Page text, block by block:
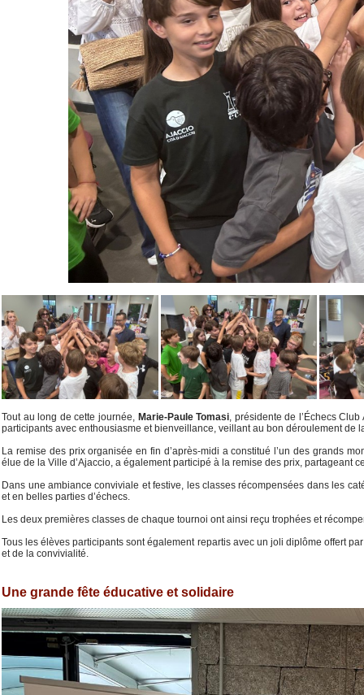
Tout au long de cette journée, Marie-Paule Tomasi, présidente de l’Échecs
participants avec enthousiasme et bienveillance, veillant au bon déroulement de
La remise des prix organisée en fin d’après-midi a constitué l’un des grands
élue de la Ville d’Ajaccio, a également participé à la remise des prix, partageant
Dans une ambiance conviviale et festive, les classes récompensées dans les
et en belles parties d’échecs.
Les deux premières classes de chaque tournoi ont ainsi reçu trophées et
Tous les élèves participants sont également repartis avec un joli diplôme offert
et de la convivialité.
Une grande fête éducative et solidaire